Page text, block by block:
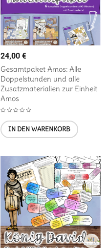
24,00€
Gesamtpaket Amos: Alle
Doppelstunden und alle
Zusatzmaterialien zur Einheit
Amos
IN DEN WARENKORB